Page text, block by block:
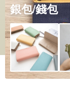
銀包/錢包